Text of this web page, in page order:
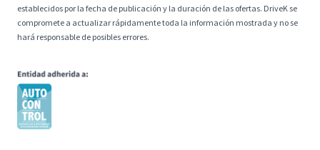
establecidos por la fecha de publicación y la duración de las ofertas. DriveK se
compromete a actualizar rápidamente toda la información mostrada y no se
hará responsable de posibles errores.